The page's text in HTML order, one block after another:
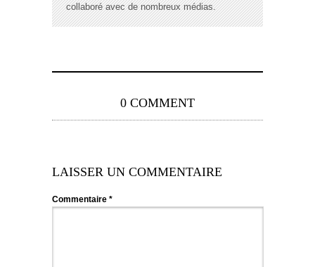
collaboré avec de nombreux médias.
0 COMMENT
LAISSER UN COMMENTAIRE
Commentaire *